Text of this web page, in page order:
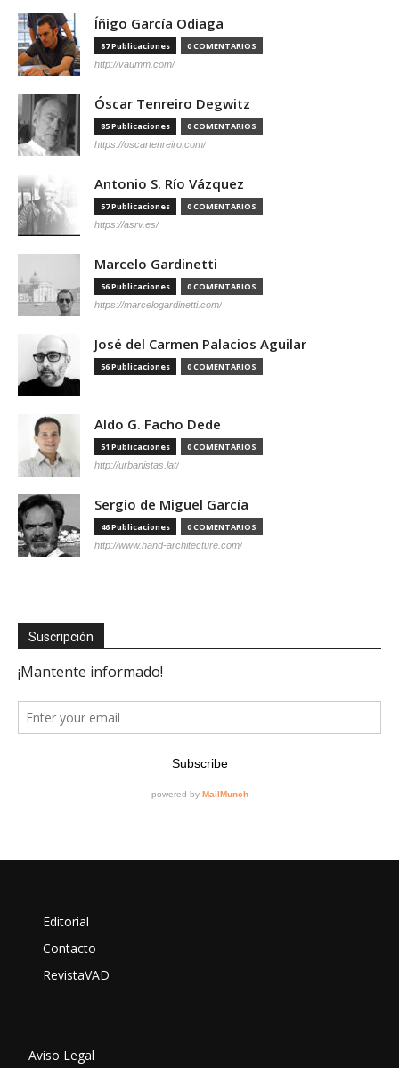
Íñigo García Odiaga
87 Publicaciones 0 COMENTARIOS
http://vaumm.com/
Óscar Tenreiro Degwitz
85 Publicaciones 0 COMENTARIOS
https://oscartenreiro.com/
Antonio S. Río Vázquez
57 Publicaciones 0 COMENTARIOS
https://asrv.es/
Marcelo Gardinetti
56 Publicaciones 0 COMENTARIOS
https://marcelogardinetti.com/
José del Carmen Palacios Aguilar
56 Publicaciones 0 COMENTARIOS
Aldo G. Facho Dede
51 Publicaciones 0 COMENTARIOS
http://urbanistas.lat/
Sergio de Miguel García
46 Publicaciones 0 COMENTARIOS
http://www.hand-architecture.com/
Suscripción
Editorial
Contacto
RevistaVAD
Aviso Legal